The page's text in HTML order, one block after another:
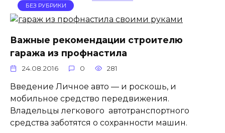
БЕЗ РУБРИКИ
Важные рекомендации строителю
гаража из профнастила
24.08.2016 0 281
Введение Личное авто — и роскошь, и
мобильное средство передвижения.
Владельцы легкового автотранспортного
средства заботятся о сохранности машин.